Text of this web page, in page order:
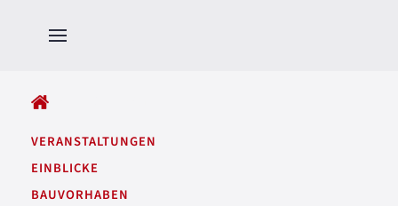
VERANSTALTUNGEN
EINBLICKE
BAUVORHABEN